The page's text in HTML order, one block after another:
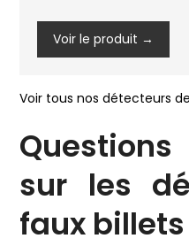
Voir le produit →
Voir tous nos détecteurs
sur les
faux billets